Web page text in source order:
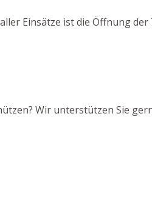
Einsätze ist die Öffnung
Wir unterstützen Sie